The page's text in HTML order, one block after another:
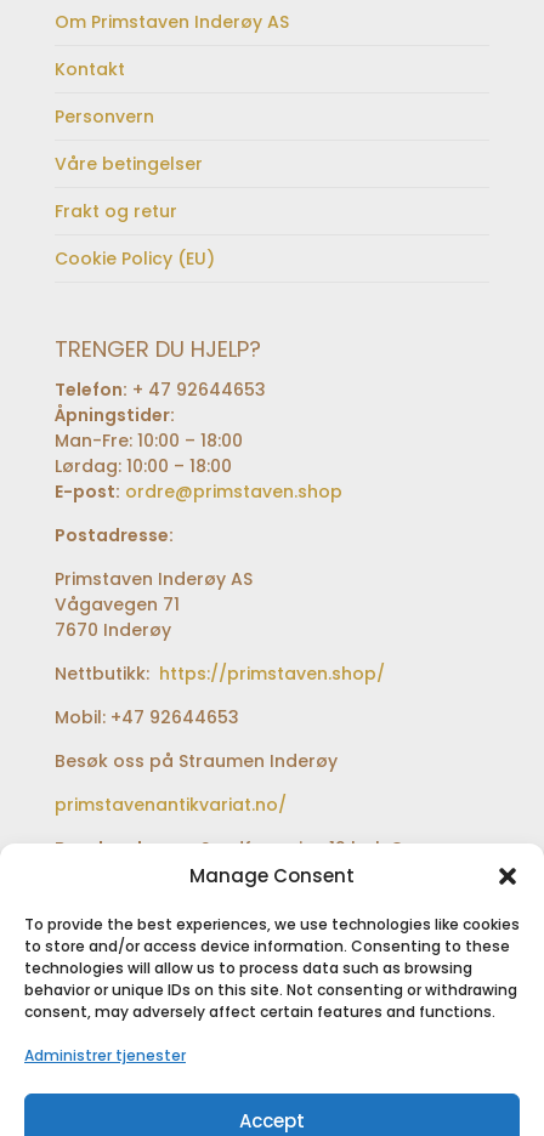
Manage Consent
To provide the best experiences, we use technologies like cookies
to store and/or access device information. Consenting to these
technologies will allow us to process data such as browsing
behavior or unique IDs on this site. Not consenting or withdrawing
consent, may adversely affect certain features and functions.
Administrer tjenester
Accept
Om Primstaven Inderøy AS
Kontakt
Personvern
Våre betingelser
Frakt og retur
Cookie Policy (EU)
TRENGER DU HJELP?
Telefon: + 47 92644653
Åpningstider:
Man-Fre: 10:00 – 18:00
Lørdag: 10:00 – 18:00
E-post: ordre@primstaven.shop
Postadresse:
Primstaven Inderøy AS
Vågavegen 71
7670 Inderøy
Nettbutikk: https://primstaven.shop/
Mobil: +47 92644653
Besøk oss på Straumen Inderøy
primstavenantikvariat.no/
Besøksadresse:Sundfærveien 12 bak Coop
extra og Shell bensinstasjon
SIKKER BETALING